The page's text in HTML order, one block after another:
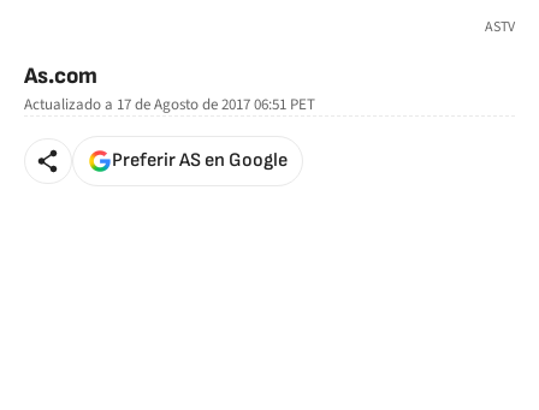
ASTV
As.com
Actualizado a 17 de Agosto de 2017 06:51 PET
Preferir AS en Google